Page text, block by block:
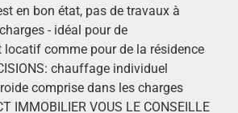
en bon état, pas de travaux à
- idéal pour de
locatif comme pour de la résidence
chauffage individuel
comprise dans les charges
IMMOBILIER VOUS LE CONSEILLE